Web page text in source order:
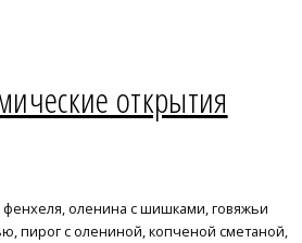
открытия
фенхеля, оленина с шишками, говяжьи
пирог с олениной, копченой сметаной,